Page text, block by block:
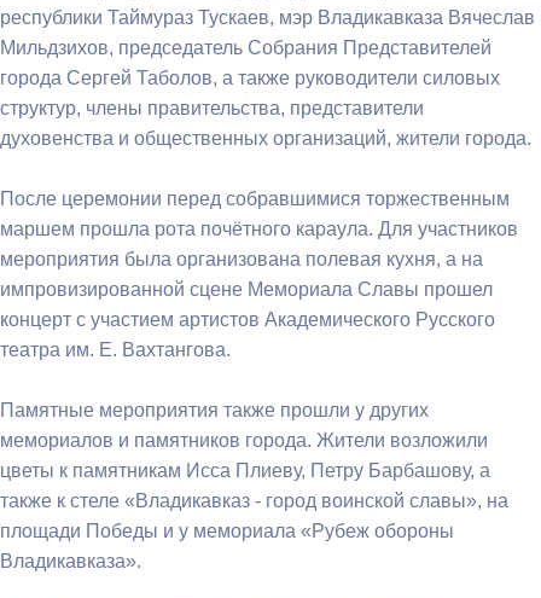
республики Таймураз Тускаев, мэр Владикавказа Вячеслав
Мильдзихов, председатель Собрания Представителей
города Сергей Таболов, а также руководители силовых
структур, члены правительства, представители
духовенства и общественных организаций, жители города.
После церемонии перед собравшимися торжественным
маршем прошла рота почётного караула. Для участников
мероприятия была организована полевая кухня, а на
импровизированной сцене Мемориала Славы прошел
концерт с участием артистов Академического Русского
театра им. Е. Вахтангова.
Памятные мероприятия также прошли у других
мемориалов и памятников города. Жители возложили
цветы к памятникам Исса Плиеву, Петру Барбашову, а
также к стеле «Владикавказ - город воинской славы», на
площади Победы и у мемориала «Рубеж обороны
Владикавказа».